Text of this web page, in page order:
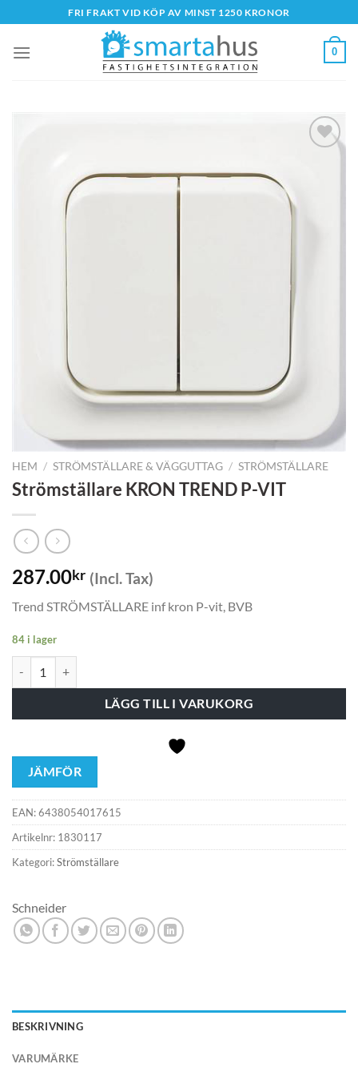
to
content
FRI FRAKT VID KÖP AV MINST 1250 KRONOR
0
HEM / STRÖMSTÄLLARE & VÄGGUTTAG / STRÖMSTÄLLARE
Strömställare KRON TREND P-VIT
287.00kr (Incl. Tax)
Trend STRÖMSTÄLLARE inf kron P-vit, BVB
84 i lager
LÄGG TILL I VARUKORG
JÄMFÖR
EAN:6438054017615
Artikelnr: 1830117
Kategori:Strömställare
Schneider
BESKRIVNING
VARUMÄRKE